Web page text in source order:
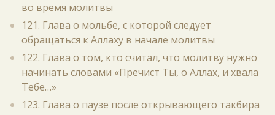
во время молитвы
121. Глава о мольбе, с которой следует
обращаться к Аллаху в начале молитвы
122. Глава о том, кто считал, что молитву нужно
начинать словами «Пречист Ты, о Аллах, и хвала
Тебе…»
123. Глава о паузе после открывающего такбира